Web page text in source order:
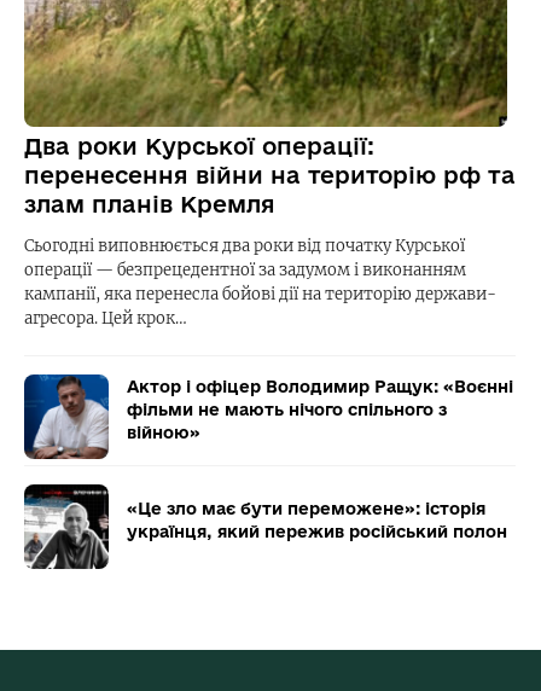
Два роки Курської операції:
перенесення війни на територію рф та
злам планів Кремля
Сьогодні виповнюється два роки від початку Курської
операції — безпрецедентної за задумом і виконанням
кампанії, яка перенесла бойові дії на територію держави-
агресора. Цей крок…
Актор і офіцер Володимир Ращук: «Воєнні
фільми не мають нічого спільного з
війною»
«Це зло має бути переможене»: історія
українця, який пережив російський полон